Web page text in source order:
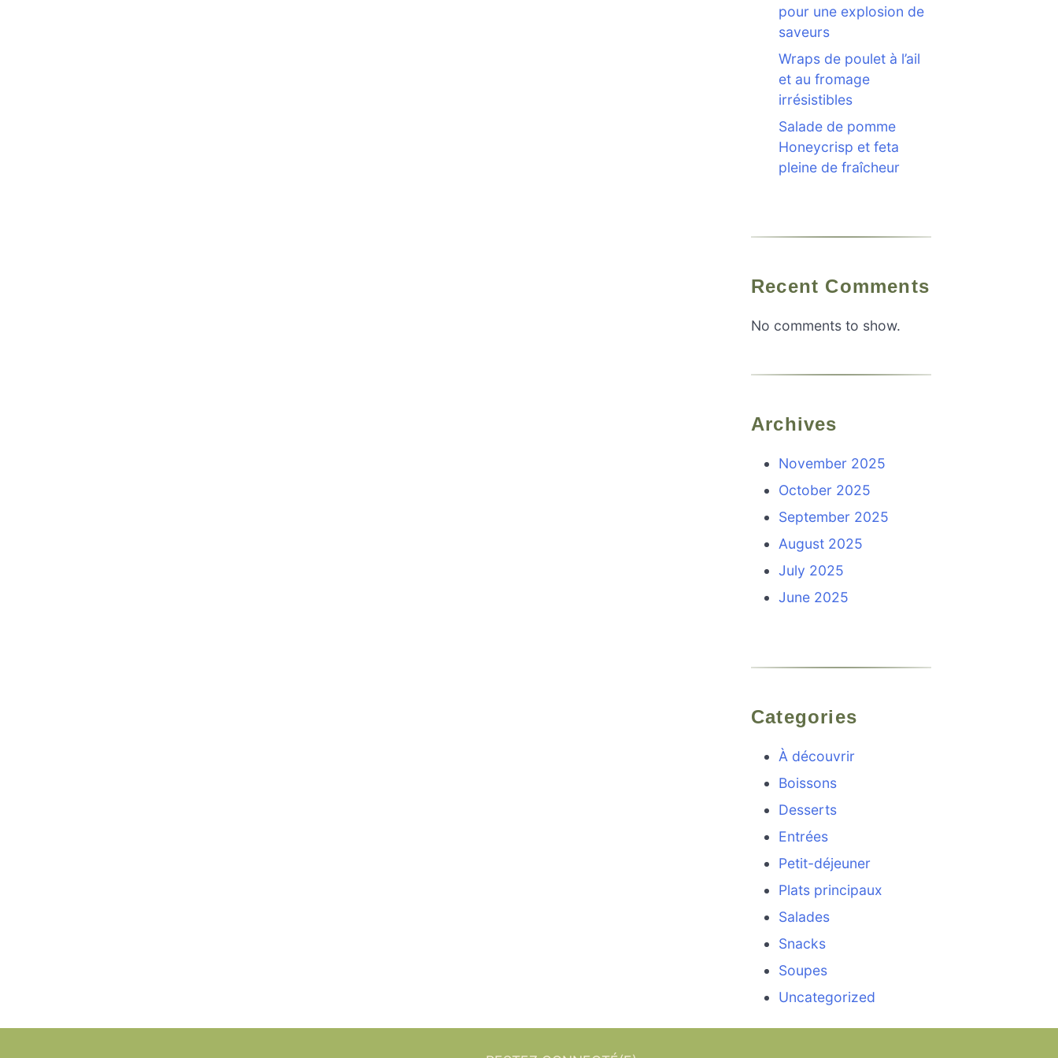
pour une explosion de
saveurs
Wraps de poulet à l’ail
et au fromage
irrésistibles
Salade de pomme
Honeycrisp et feta
pleine de fraîcheur
Recent Comments
No comments to show.
Archives
November 2025
October 2025
September 2025
August 2025
July 2025
June 2025
Categories
À découvrir
Boissons
Desserts
Entrées
Petit-déjeuner
Plats principaux
Salades
Snacks
Soupes
Uncategorized